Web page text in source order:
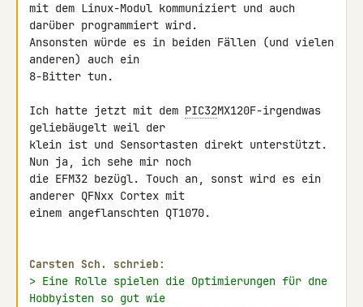
mit dem Linux-Modul kommuniziert und auch
darüber programmiert wird.
Ansonsten würde es in beiden Fällen (und vielen
anderen) auch ein
8-Bitter tun.
Ich hatte jetzt mit dem PIC32MX120F-irgendwas
geliebäugelt weil der
klein ist und Sensortasten direkt unterstützt.
Nun ja, ich sehe mir noch
die EFM32 bezügl. Touch an, sonst wird es ein
anderer QFNxx Cortex mit
einem angeflanschten QT1070.
Carsten Sch. schrieb:
> Eine Rolle spielen die Optimierungen für dne
Hobbyisten so gut wie